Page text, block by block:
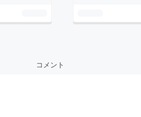
コメント